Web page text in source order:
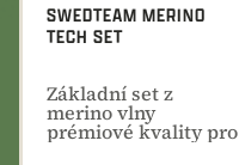
SWEDTEAM MERINO
TECH SET
Základní set z
merino vlny
prémiové kvality pro
maximální komfort